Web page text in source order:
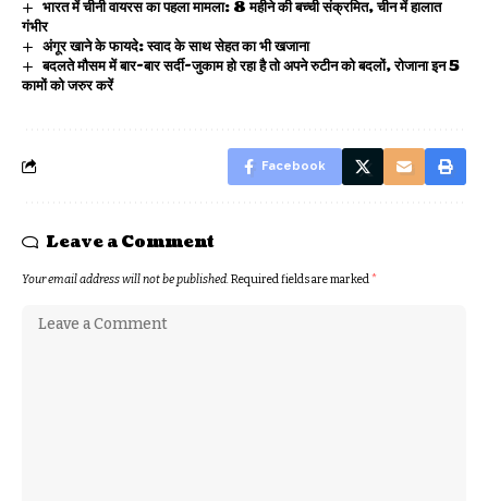
भारत में चीनी वायरस का पहला मामला: 8 महीने की बच्ची संक्रमित, चीन में हालात
गंभीर
अंगूर खाने के फायदे: स्वाद के साथ सेहत का भी खजाना
बदलते मौसम में बार-बार सर्दी-जुकाम हो रहा है तो अपने रुटीन को बदलों, रोजाना इन 5
कामों को जरुर करें
Facebook
Leave a Comment
Your email address will not be published.Required fields are marked*